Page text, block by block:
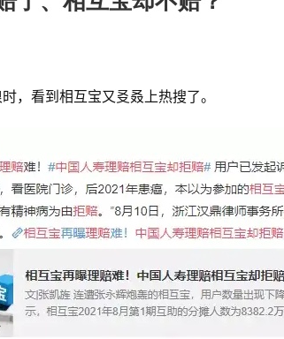
，看到相互宝又㕛叒上热搜了。